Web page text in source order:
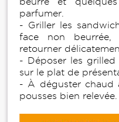
parfumer.
- Griller les
face non
retourner
- Déposer les
sur le plat de
- À déguster chaud
pousses bien relevée.